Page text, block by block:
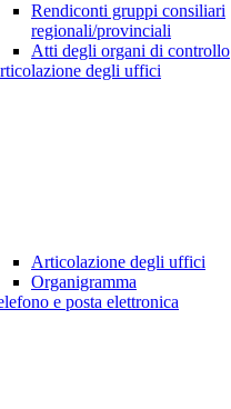
Rendiconti gruppi consiliari
regionali/provinciali
Atti degli organi di controllo
degli uffici
Articolazione degli uffici
Organigramma
e posta elettronica